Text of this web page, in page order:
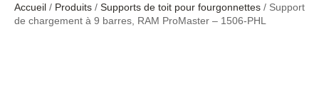
Accueil / Produits / Supports de toit pour fourgonnettes / Support
de chargement à 9 barres, RAM ProMaster – 1506-PHL